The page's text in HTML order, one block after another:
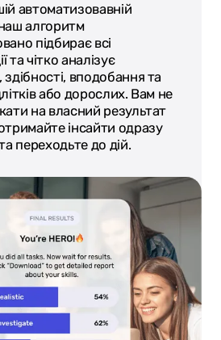
автоматизовавній
алгоритм
підбирає всі
та чітко аналізує
вподобання та
або дорослих. Вам не
на власний результат
інсайти одразу
переходьте до дій.